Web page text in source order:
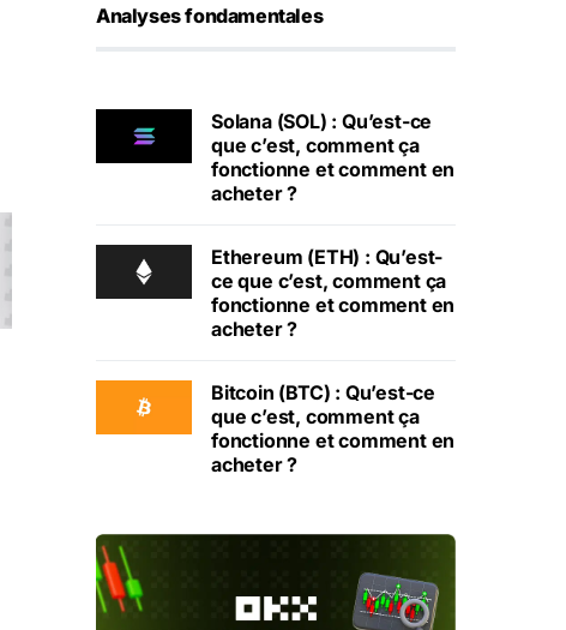
Analyses fondamentales
Solana (SOL) : Qu’est-ce
que c’est, comment ça
fonctionne et comment en
acheter ?
Ethereum (ETH) : Qu’est-
ce que c’est, comment ça
fonctionne et comment en
acheter ?
Bitcoin (BTC) : Qu’est-ce
que c’est, comment ça
fonctionne et comment en
acheter ?